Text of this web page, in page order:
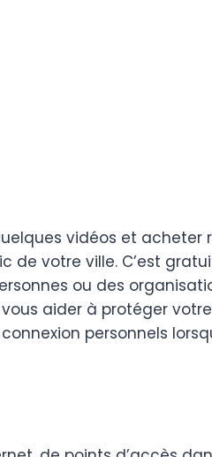
vidéos et acheter
de votre ville. C’est
ou des
aider à protéger
personnels